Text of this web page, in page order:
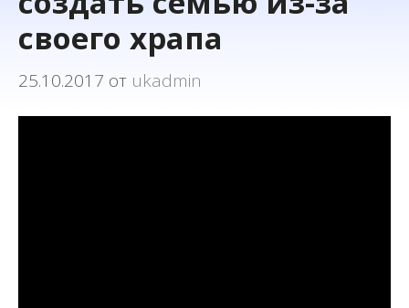
своего храпа
25.10.2017 от ukadmin